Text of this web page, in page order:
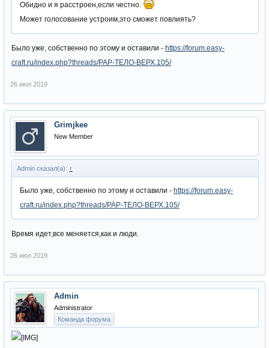
Обидно и я расстроен,если честно.
Может голосование устроим,это сможет повлиять?
Было уже, собственно по этому и оставили - https://forum.easy-
craft.ru/index.php?threads/РАР-ТЕЛО-ВЕРХ.105/
26 июл 2019
Grimjkee
New Member
Admin сказал(а): ↑
Было уже, собственно по этому и оставили - https://forum.easy-
craft.ru/index.php?threads/РАР-ТЕЛО-ВЕРХ.105/
Время идет,все меняется,как и люди.
26 июл 2019
Admin
Administrator
Команда форума